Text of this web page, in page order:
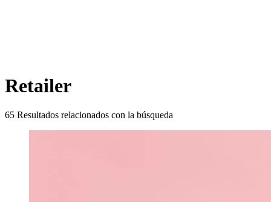
Retailer
65 Resultados relacionados con la búsqueda